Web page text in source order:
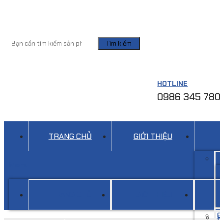
Tìm kiếm
HOTLINE
0986 345 780
TRANG CHỦ GIỚI THIỆU